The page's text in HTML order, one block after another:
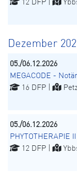
Dezember
05./06.12.2026
MEGACODE -
16 DFP |
05./06.12.2026
PHYTOTHERAPIE
12 DFP |